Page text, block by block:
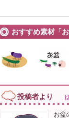
おすすめ素材「お
投稿者より
お盆